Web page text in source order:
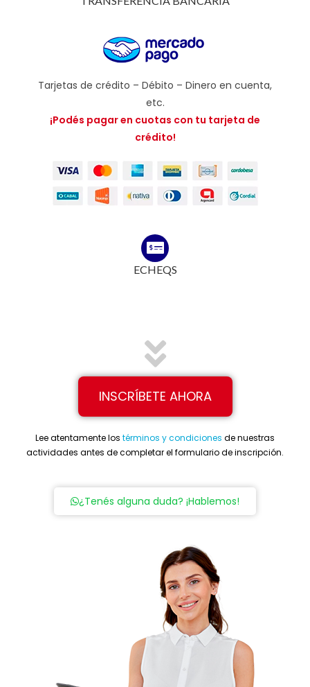
Tarjetas de crédito – Débito – Dinero en cuenta,
etc.
¡Podés pagar en cuotas con tu tarjeta de
crédito!
ECHEQS
INSCRÍBETE AHORA
Lee atentamente los términos y condiciones de nuestras
actividades antes de completar el formulario de inscripción.
¿Tenés alguna duda? ¡Hablemos!